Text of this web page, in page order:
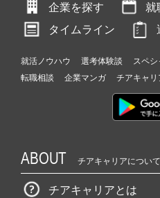
企業を探す
就
タイムライン
就活ノウハウ 選考体験談 スペ
転職相談
企業マンガ チアキャリ
ABOUT チアキャリアについて
チアキャリアとは